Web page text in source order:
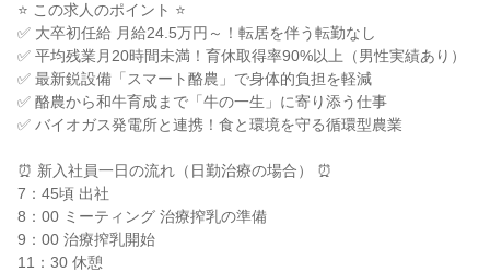
⭐ この求人のポイント ⭐
✅ 大卒初任給 月給24.5万円～！転居を伴う転勤なし
✅ 平均残業月20時間未満！育休取得率90%以上（男性実績あり）
✅ 最新鋭設備「スマート酪農」で身体的負担を軽減
✅ 酪農から和牛育成まで「牛の一生」に寄り添う仕事
✅ バイオガス発電所と連携！食と環境を守る循環型農業
⏰ 新入社員一日の流れ（日勤治療の場合） ⏰
7：45頃 出社
8：00 ミーティング 治療搾乳の準備
9：00 治療搾乳開始
11：30 休憩